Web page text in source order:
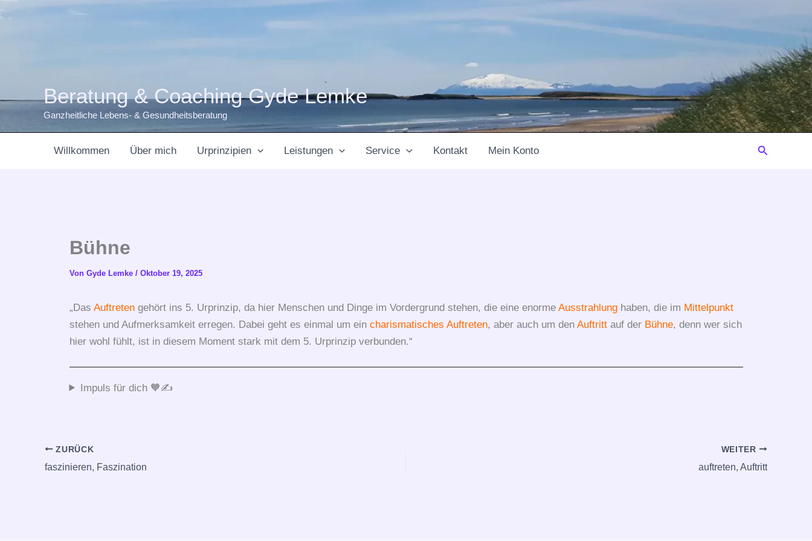
Beratung & Coaching Gyde Lemke
Ganzheitliche Lebens- & Gesundheitsberatung
Willkommen Über mich Urprinzipien Leistungen Service Kontakt Mein Konto Suchen
Bühne
Von Gyde Lemke / Oktober 19, 2025
„Das Auftretengehört ins 5. Urprinzip, da hier Menschen und Dinge im Vordergrund stehen, die eine enorme Ausstrahlunghaben, die im Mittelpunkt
stehen und Aufmerksamkeit erregen. Dabei geht es einmal um ein charismatisches Auftreten, aber auch um den Auftrittauf der Bühne, denn wer sich
hier wohl fühlt, ist in diesem Moment stark mit dem 5. Urprinzip verbunden.“
Impuls für dich 🧡✍️
ZURÜCK
faszinieren, Faszination
WEITER
auftreten, Auftritt